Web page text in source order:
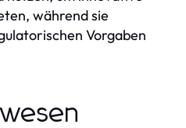
während sie
Vorgaben